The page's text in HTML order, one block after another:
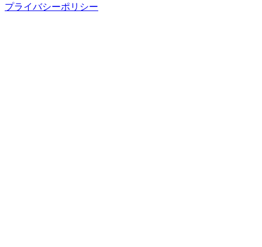
プライバシーポリシー